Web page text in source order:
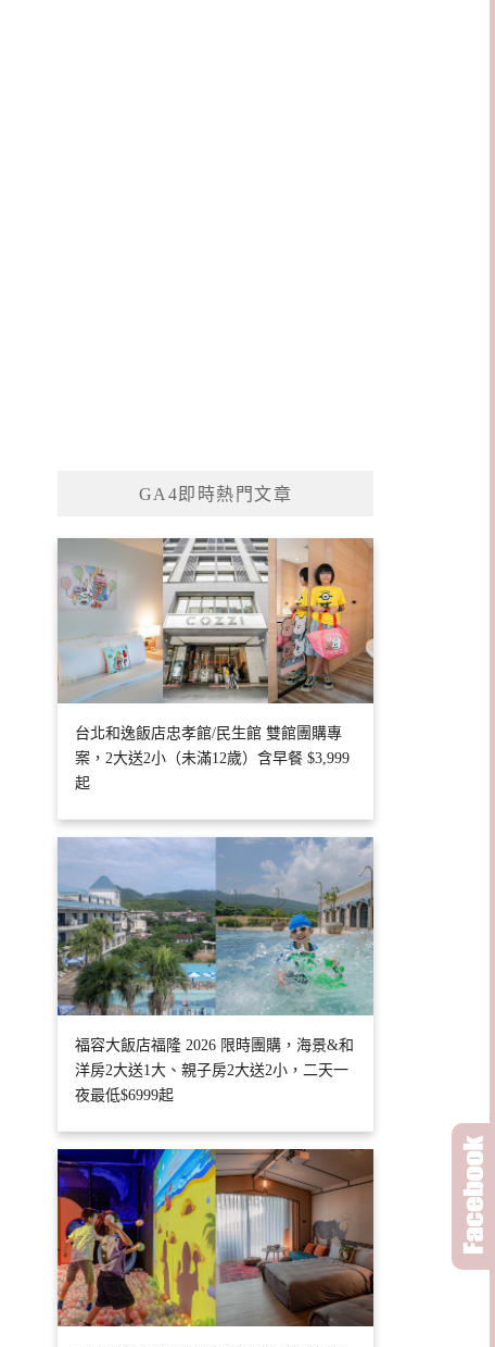
GA4即時熱門文章
台北和逸飯店忠孝館/民生館 雙館團購專
案，2大送2小（未滿12歲）含早餐 $3,999
起
福容大飯店福隆 2026 限時團購，海景&和
洋房2大送1大、親子房2大送2小，二天一
夜最低$6999起